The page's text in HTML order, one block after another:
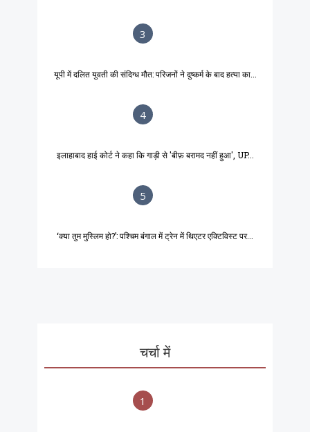
3
यूपी में दलित युवती की संदिग्ध मौत: परिजनों ने दुष्कर्म के बाद हत्या का...
4
इलाहाबाद हाई कोर्ट ने कहा कि गाड़ी से 'बीफ़ बरामद नहीं हुआ', UP...
5
‘क्या तुम मुस्लिम हो?’: पश्चिम बंगाल में ट्रेन में थिएटर एक्टिविस्ट पर...
चर्चा में
1